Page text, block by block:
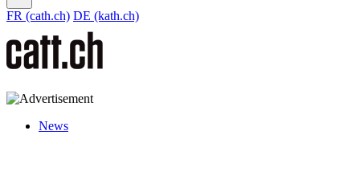
FR (cath.ch) DE (kath.ch)
News